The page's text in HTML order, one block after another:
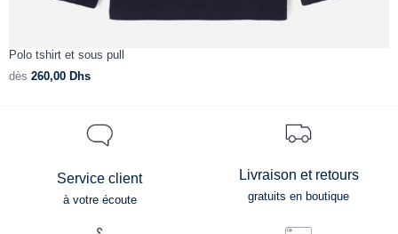
Polo tshirt et sous pull
dès 260,00 Dhs
Service client
à votre écoute
Livraison et retours
gratuits en boutique